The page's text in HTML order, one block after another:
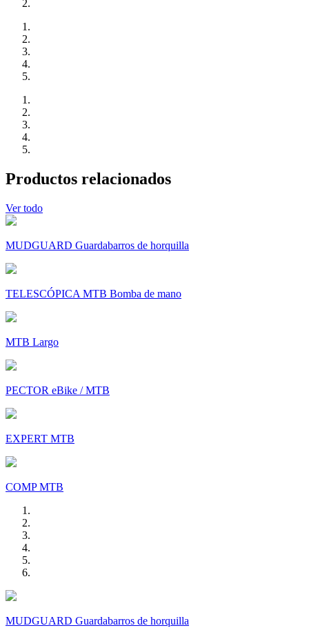
Productos relacionados
Ver todo
MUDGUARD Guardabarros de horquilla
TELESCÓPICA MTB Bomba de mano
MTB Largo
PECTOR eBike / MTB
EXPERT MTB
COMP MTB
MUDGUARD Guardabarros de horquilla